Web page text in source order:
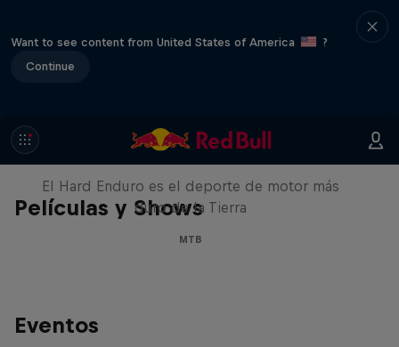
Want to see content from United States of America
?
Continue
Películas y Shows
Hard Enduro 2025: ¿La
temporada más difícil?
El Hard Enduro es el deporte de motor más
duro de la Tierra
MTB
Eventos